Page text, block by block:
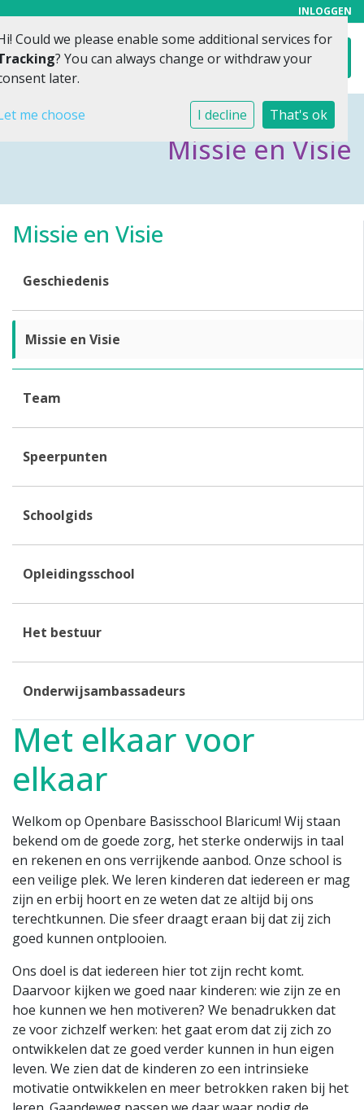
INLOGGEN
Missie en Visie
Missie en Visie
Geschiedenis
Missie en Visie
Team
Speerpunten
Schoolgids
Opleidingsschool
Het bestuur
Onderwijsambassadeurs
Met elkaar voor
elkaar
Welkom op Openbare Basisschool Blaricum! Wij staan
bekend om de goede zorg, het sterke onderwijs in taal
en rekenen en ons verrijkende aanbod. Onze school is
een veilige plek. We leren kinderen dat iedereen er mag
zijn en erbij hoort en ze weten dat ze altijd bij ons
terechtkunnen. Die sfeer draagt eraan bij dat zij zich
goed kunnen ontplooien.
Ons doel is dat iedereen hier tot zijn recht komt.
Daarvoor kijken we goed naar kinderen: wie zijn ze en
hoe kunnen we hen motiveren? We benadrukken dat
ze voor zichzelf werken: het gaat erom dat zij zich zo
ontwikkelen dat ze goed verder kunnen in hun eigen
leven. We zien dat de kinderen zo een intrinsieke
motivatie ontwikkelen en meer betrokken raken bij het
Could we please enable some additional services for
? You can always change or withdraw your
later.
me choose I decline That's ok